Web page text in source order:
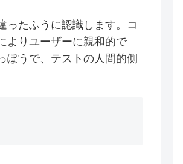
ったふうに認識します。コ
よりユーザーに親和的で
ぽうで、テストの人間的側